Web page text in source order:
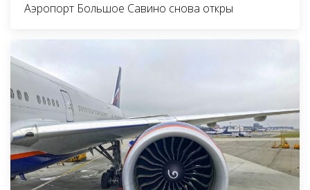
Аэропорт Большое Савино снова откры